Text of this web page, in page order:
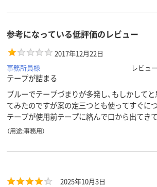
参考になっている低評価のレビュー
2017年12月22日
事務所員様
レビュ
テープが詰まる
ブルーでテープづまりが多発し、もしかして
てみたのですが案の定三つとも使ってすぐに
テープが使用前テープに絡んで口から出てき
（用途:事務用）
2025年10月3日